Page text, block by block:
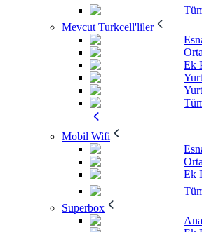
Mevcut Turkcell'liler
Ek
Mobil Wifi
Ek
Superbox